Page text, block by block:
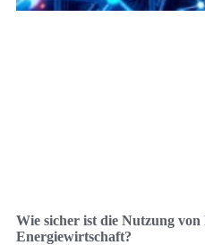
Wie sicher ist die Nutzung
Energiewirtschaft?